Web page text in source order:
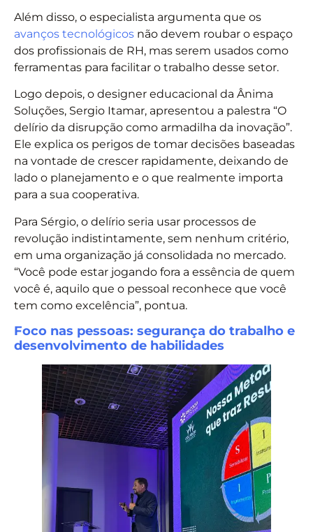
Além disso, o especialista argumenta que os
avanços tecnológicos não devem roubar o espaço
dos profissionais de RH, mas serem usados como
ferramentas para facilitar o trabalho desse setor.
Logo depois, o designer educacional da Ânima
Soluções, Sergio Itamar, apresentou a palestra “O
delírio da disrupção como armadilha da inovação”.
Ele explica os perigos de tomar decisões baseadas
na vontade de crescer rapidamente, deixando de
lado o planejamento e o que realmente importa
para a sua cooperativa.
Para Sérgio, o delírio seria usar processos de
revolução indistintamente, sem nenhum critério,
em uma organização já consolidada no mercado.
“Você pode estar jogando fora a essência de quem
você é, aquilo que o pessoal reconhece que você
tem como excelência”, pontua.
Foco nas pessoas: segurança do trabalho e
desenvolvimento de habilidades